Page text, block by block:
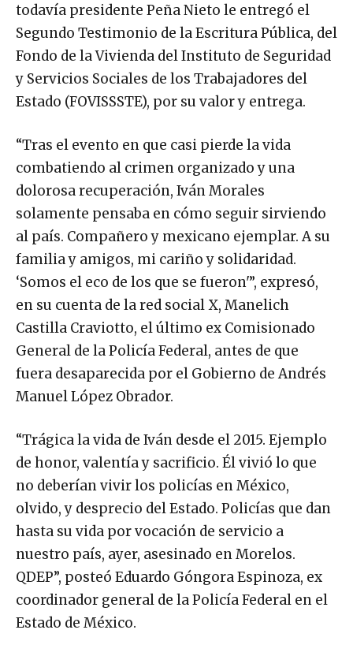
todavía presidente Peña Nieto le entregó el
Segundo Testimonio de la Escritura Pública, del
Fondo de la Vivienda del Instituto de Seguridad
y Servicios Sociales de los Trabajadores del
Estado (FOVISSSTE), por su valor y entrega.
“Tras el evento en que casi pierde la vida
combatiendo al crimen organizado y una
dolorosa recuperación, Iván Morales
solamente pensaba en cómo seguir sirviendo
al país. Compañero y mexicano ejemplar. A su
familia y amigos, mi cariño y solidaridad.
‘Somos el eco de los que se fueron'”, expresó,
en su cuenta de la red social X, Manelich
Castilla Craviotto, el último ex Comisionado
General de la Policía Federal, antes de que
fuera desaparecida por el Gobierno de Andrés
Manuel López Obrador.
“Trágica la vida de Iván desde el 2015. Ejemplo
de honor, valentía y sacrificio. Él vivió lo que
no deberían vivir los policías en México,
olvido, y desprecio del Estado. Policías que dan
hasta su vida por vocación de servicio a
nuestro país, ayer, asesinado en Morelos.
QDEP”, posteó Eduardo Góngora Espinoza, ex
coordinador general de la Policía Federal en el
Estado de México.